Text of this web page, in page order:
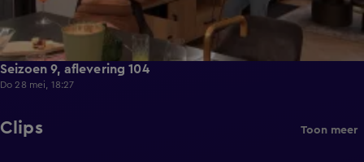
Seizoen 9, aflevering 104
Do 28 mei, 18:27
Clips Toon meer